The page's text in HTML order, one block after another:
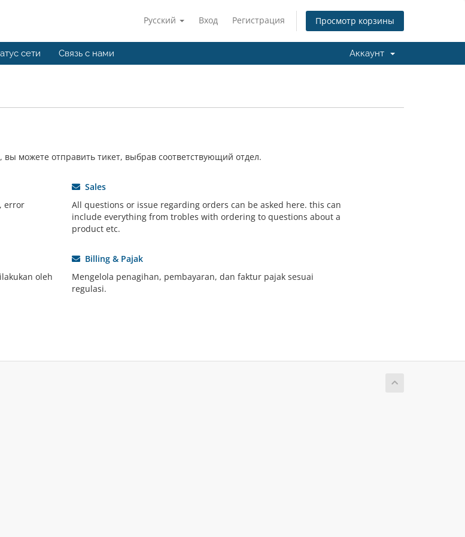
Русский Вход Регистрация Просмотр корзины
сети Связь с нами Аккаунт
можете отправить тикет, выбрав соответствующий отдел.
error
Sales
All questions or issue regarding orders can be asked here. this can
include everything from trobles with ordering to questions about a
product etc.
oleh
Billing & Pajak
Mengelola penagihan, pembayaran, dan faktur pajak sesuai
regulasi.